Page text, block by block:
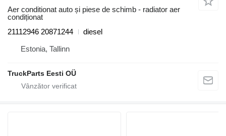
Aer conditionat auto și piese de schimb - radiator aer
condiționat
21112946 20871244
diesel
Estonia, Tallinn
TruckParts Eesti OÜ